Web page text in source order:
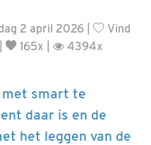
2 april 2026 |
Vind
165x | 4394x
smart te
daar is en de
het leggen van de